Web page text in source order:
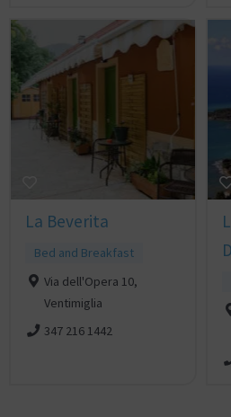
La Beverita
Bed and Breakfast
Via dell'Opera 10,
Ventimiglia
347 216 1442